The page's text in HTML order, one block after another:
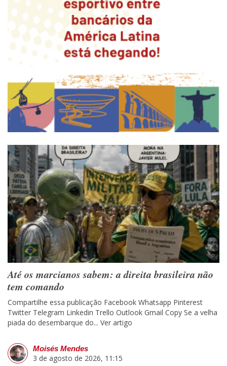
Até os marcianos sabem: a direita brasileira não
tem comando
Compartilhe essa publicação Facebook Whatsapp Pinterest
Twitter Telegram Linkedin Trello Outlook Gmail Copy Se a velha
piada do desembarque do... Ver artigo
Moisés Mendes
3 de agosto de 2026, 11:15